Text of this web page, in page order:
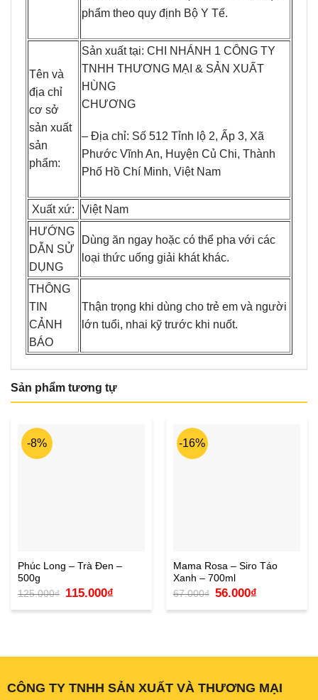
phẩm theo quy định Bộ Y Tế.
Tên và
địa chỉ
cơ sở
sản xuất
sản
phẩm:
Sản xuất tại: CHI NHÁNH 1 CÔNG TY
TNHH THƯƠNG MẠI & SẢN XUẤT
HÙNG
CHƯƠNG
– Địa chỉ: Số 512 Tỉnh lộ 2, Ấp 3, Xã
Phước Vĩnh An, Huyện Củ Chi, Thành
Phố Hồ Chí Minh, Việt Nam
Xuất xứ:
Việt Nam
HƯỚNG
DẪN SỬ
DỤNG
Dùng ăn ngay hoặc có thể pha với các
loại thức uống giải khát khác.
THÔNG
TIN
CẢNH
BÁO
Thận trọng khi dùng cho trẻ em và người
lớn tuổi, nhai kỹ trước khi nuốt.
Sản phẩm tương tự
-8%
Phúc Long – Trà Đen –
500g
125.000₫
Giá
gốc
là:
115.000₫Giá
hiện
tại
-16%
Mama Rosa – Siro Táo
Xanh – 700ml
67.000₫
Giá
gốc
là:
56.000₫Giá
hiện
tại
CÔNG TY TNHH SẢN XUẤT VÀ THƯƠNG MẠI